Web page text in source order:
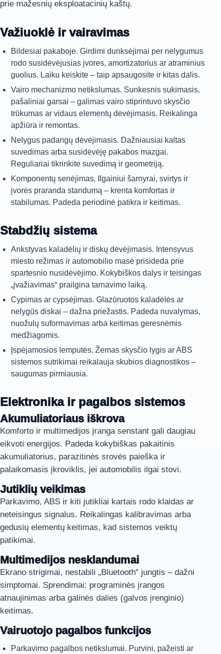
prie mažesnių eksploatacinių kaštų.
Važiuoklė ir vairavimas
Bildesiai pakaboje. Girdimi dunksėjimai per nelygumus
rodo susidėvėjusias įvores, amortizatorius ar atraminius
guolius. Laiku keiskite – taip apsaugosite ir kitas dalis.
Vairo mechanizmo netikslumas. Sunkesnis sukimasis,
pašaliniai garsai – galimas vairo stiprintuvo skysčio
trūkumas ar vidaus elementų dėvėjimasis. Reikalinga
apžiūra ir remontas.
Nelygus padangų dėvėjimasis. Dažniausiai kaltas
suvedimas arba susidėvėję pakabos mazgai.
Reguliariai tikrinkite suvedimą ir geometriją.
Komponentų senėjimas. Ilgainiui šarnyrai, svirtys ir
įvorės praranda standumą – krenta komfortas ir
stabilumas. Padeda periodinė patikra ir keitimas.
Stabdžių sistema
Ankstyvas kaladėlių ir diskų dėvėjimasis. Intensyvus
miesto režimas ir automobilio masė prisideda prie
spartesnio nusidėvėjimo. Kokybiškos dalys ir teisingas
„įvažiavimas“ prailgina tarnavimo laiką.
Cypimas ar cypsėjimas. Glazūruotos kaladėlės ar
nelygūs diskai – dažna priežastis. Padeda nuvalymas,
nuožulų suformavimas arba keitimas geresnėmis
medžiagomis.
Įspėjamosios lemputės. Žemas skysčio lygis ar ABS
sistemos sutrikimai reikalauja skubios diagnostikos –
saugumas pirmiausia.
Elektronika ir pagalbos sistemos
Akumuliatoriaus iškrova
Komforto ir multimedijos įranga senstant gali daugiau
eikvoti energijos. Padeda kokybiškas pakaitinis
akumuliatorius, parazitinės srovės paieška ir
palaikomasis įkroviklis, jei automobilis ilgai stovi.
Jutiklių veikimas
Parkavimo, ABS ir kiti jutikliai kartais rodo klaidas ar
neteisingus signalus. Reikalingas kalibravimas arba
gedusių elementų keitimas, kad sistemos veiktų
patikimai.
Multimedijos nesklandumai
Ekrano strigimai, nestabili „Bluetooth“ jungtis – dažni
simptomai. Sprendimai: programinės įrangos
atnaujinimas arba galinės dalies (galvos įrenginio)
keitimas.
Vairuotojo pagalbos funkcijos
Parkavimo pagalbos netikslumai. Purvini, pažeisti ar